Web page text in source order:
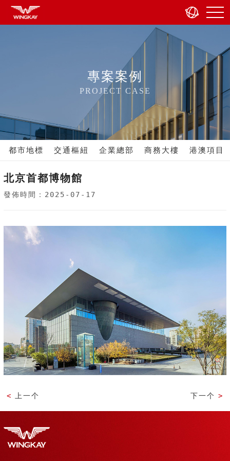
專案案例
PROJECT CASE
都市地標 交通樞紐 企業總部 商務大樓 港澳項目
北京首都博物館
發佈時間：2025-07-17
< 上一个 下一个 >